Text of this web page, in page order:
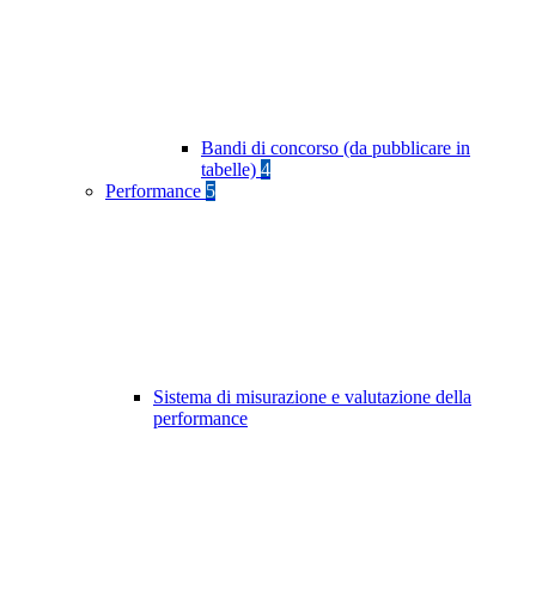
Bandi di concorso (da pubblicare in
tabelle) 4
Performance 5
Sistema di misurazione e valutazione della
performance